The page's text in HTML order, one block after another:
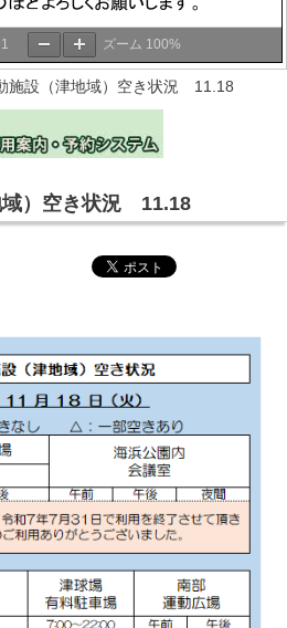
1 ズーム 100%
施設（津地域）空き状況 11.18
域）空き状況 11.18